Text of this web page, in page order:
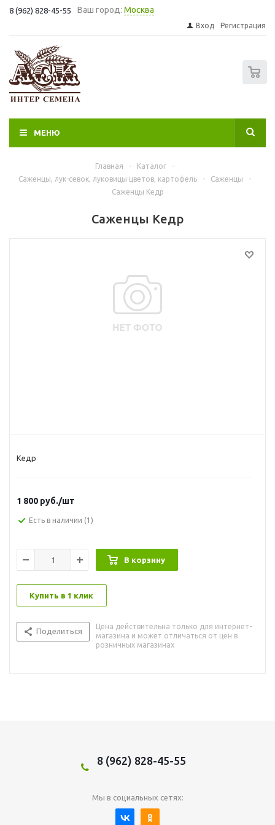
8 (962) 828-45-55 Ваш город: Москва
Вход Регистрация
МЕНЮ
Главная - Каталог
-
Саженцы, лук-севок, луковицы цветов, картофель
- Саженцы
-
Саженцы Кедр
Саженцы Кедр
Кедр
1 800 руб./шт
Есть в наличии (1)
В корзину
Купить в 1 клик
Поделиться
Цена действительна только для интернет-
магазина и может отличаться от цен в
розничных магазинах
8 (962) 828-45-55
Мы в социальных сетях: